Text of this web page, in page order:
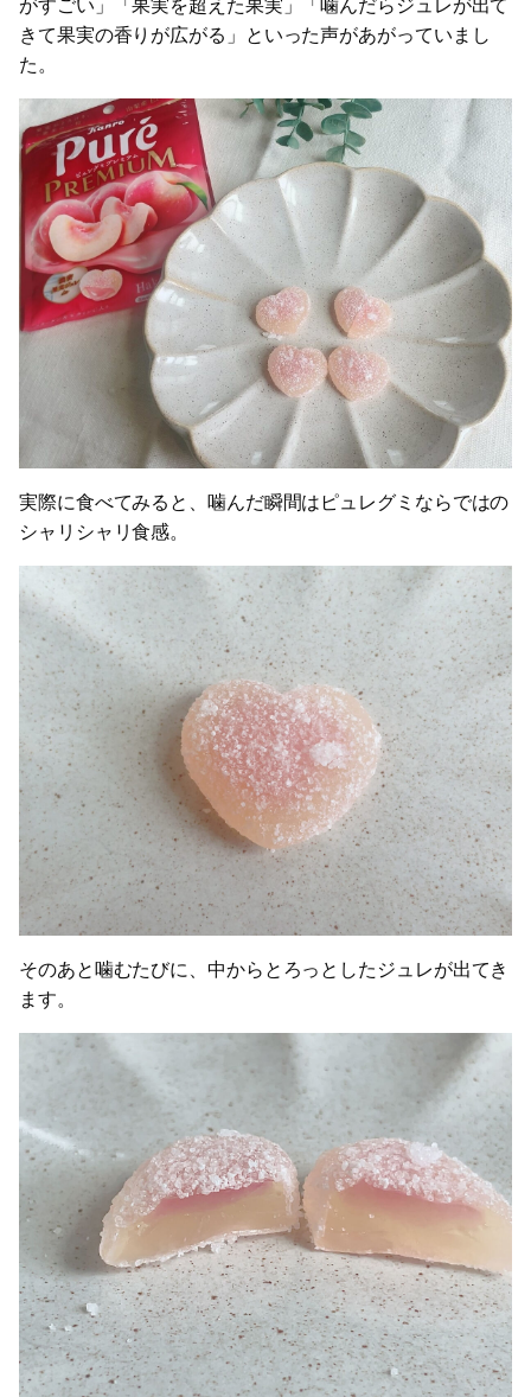
がすごい」「果実を超えた果実」「噛んだらジュレが出て
きて果実の香りが広がる」といった声があがっていまし
た。
実際に食べてみると、噛んだ瞬間はピュレグミならではの
シャリシャリ食感。
そのあと噛むたびに、中からとろっとしたジュレが出てき
ます。